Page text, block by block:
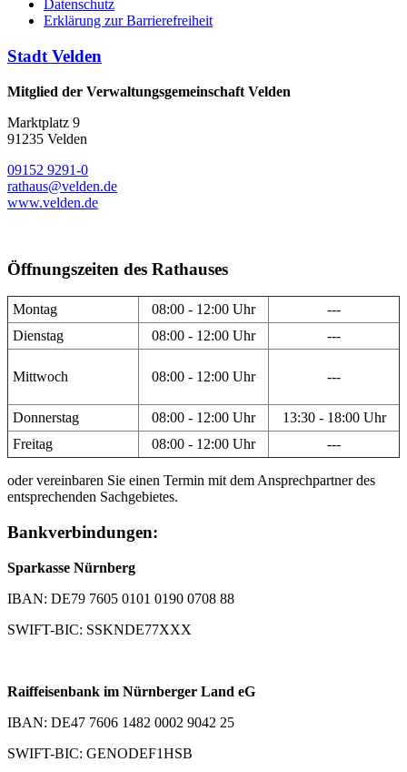
Datenschutz
Erklärung zur Barrierefreiheit
Stadt Velden
Mitglied der Verwaltungsgemeinschaft Velden
Marktplatz 9
91235 Velden
09152 9291-0
rathaus@velden.de
www.velden.de
Öffnungszeiten des Rathauses
Montag 08:00 - 12:00 Uhr
---
Dienstag
08:00 - 12:00 Uhr ---
Mittwoch 08:00 - 12:00 Uhr ---
Donnerstag 08:00 - 12:00 Uhr
13:30 - 18:00 Uhr
Freitag
08:00 - 12:00 Uhr ---
oder vereinbaren Sie einen Termin mit dem Ansprechpartner des
entsprechenden Sachgebietes.
Bankverbindungen:
Sparkasse Nürnberg
IBAN: DE79 7605 0101 0190 0708 88
SWIFT-BIC: SSKNDE77XXX
Raiffeisenbank im Nürnberger Land eG
IBAN: DE47 7606 1482 0002 9042 25
SWIFT-BIC: GENODEF1HSB